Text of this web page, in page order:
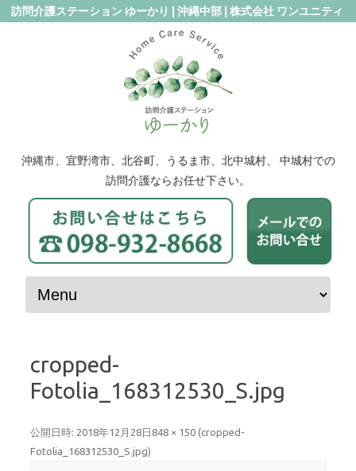
訪問介護ステーション ゆーかり | 沖縄中部 | 株式会社 ワンユニティ
沖縄市、宜野湾市、北谷町、うるま市、北中城村、 中城村での
訪問介護ならお任せ下さい。
コンテンツへスキップ
cropped-
Fotolia_168312530_S.jpg
公開日時: 2018年12月28日848 × 150 (cropped-
Fotolia_168312530_S.jpg)